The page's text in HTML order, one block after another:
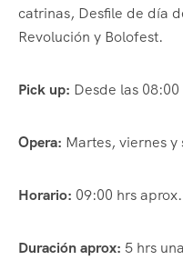
catrinas, Desfile de día
Revolución y Bolofest.
Pick up: Desde las
Opera: Martes, viernes y
Horario: 09:00 hrs aprox.
Duración aprox: 5 hrs